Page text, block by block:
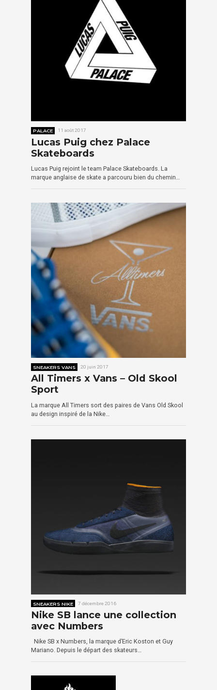
PALACE 11 août 2017
Lucas Puig chez Palace
Skateboards
Lucas Puig rejoint le team Palace Skateboards. La
marque anglaise de skate a parcouru bien du chemin…
SNEAKERS VANS 20 juin 2017
All Timers x Vans – Old Skool
Sport
La marque All Timers sort des paires de Vans Old Skool
au design inspiré de la Nike…
SNEAKERS NIKE 7 décembre 2016
Nike SB lance une collection
avec Numbers
Nike SB x Numbers, la marque d’Eric Koston et Guy
Mariano. Depuis le départ des skateurs…